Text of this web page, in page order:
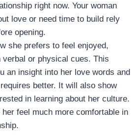
right now. Your woman
love or need time to build rely
opening.
she prefers to feel enjoyed,
or physical cues. This
an insight into her love words and
better. It will also show
in learning about her culture.
feel much more comfortable in